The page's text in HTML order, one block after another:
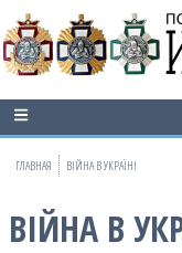
ГЛАВНАЯ ВІЙНА В УКРАЇНІ
ВІЙНА В